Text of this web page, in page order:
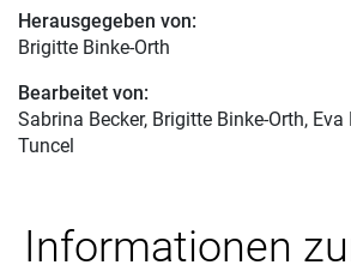
Herausgegeben von:
Brigitte Binke-Orth
Bearbeitet von:
Sabrina Becker, Brigitte Binke-Orth,
Tuncel
Informationen